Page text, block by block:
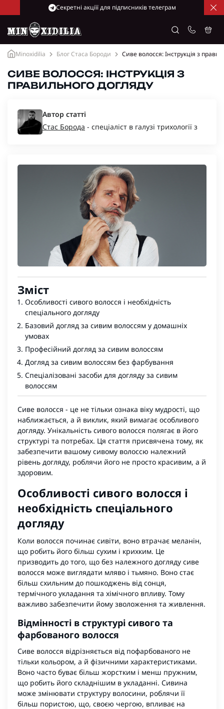
Cекретні акціїї для підписників телеграм
Minoxidilia Блог Стаса Бороди Сиве волосся: Інструкція з
СИВЕ ВОЛОССЯ: ІНСТРУКЦІЯ З
ПРАВИЛЬНОГО ДОГЛЯДУ
Автор статті
Стас Борода - спеціаліст в галузі трихології з
Зміст
Особливості сивого волосся і необхідність
спеціального догляду
Базовий догляд за сивим волоссям у домашніх
умовах
Професійний догляд за сивим волоссям
Догляд за сивим волоссям без фарбування
Спеціалізовані засоби для догляду за сивим
волоссям
Сиве волосся - це не тільки ознака віку мудрості, що
наближається, а й виклик, який вимагає особливого
догляду. Унікальність сивого волосся полягає в його
структурі та потребах. Ця стаття присвячена тому, як
забезпечити вашому сивому волоссю належний
рівень догляду, роблячи його не просто красивим, а й
здоровим.
Особливості сивого волосся і
необхідність спеціального
догляду
Коли волосся починає сивіти, воно втрачає меланін,
що робить його більш сухим і крихким. Це
призводить до того, що без належного догляду сиве
волосся може виглядати мляво і тьмяно. Воно стає
більш схильним до пошкоджень від сонця,
термічного укладання та хімічного впливу. Тому
важливо забезпечити йому зволоження та живлення.
Відмінності в структурі сивого та
фарбованого волосся
Сиве волосся відрізняється від пофарбованого не
тільки кольором, а й фізичними характеристиками.
Воно часто буває більш жорстким і менш пружним,
що робить його складнішим в укладанні. Сивина
може змінювати структуру волосини, роблячи її
більш пористою, що, своєю чергою, впливає на